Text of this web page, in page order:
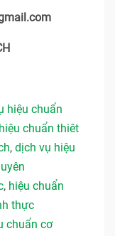
hiệu chuẩn
hiệu chuẩn thiêt
, dịch vụ hiệu
, hiệu chuẩn
thực
chuẩn cơ